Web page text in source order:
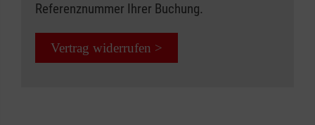
Referenznummer Ihrer Buchung.
Vertrag widerrufen >